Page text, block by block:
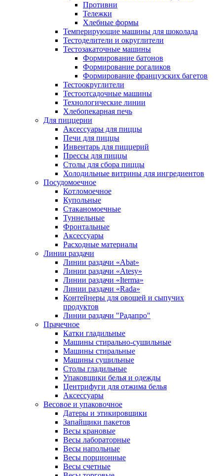
Противни
Тележки
Хлебные формы
Темперирующие машины для шоколада
Тестоделители и округлители
Тестозакаточные машины
Формирование батонов
Формирование рогаликов
Формирование французских багетов
Тестоокруглители
Тестоотсадочные машины
Технологические линии
Хлебопекарная печь
Для пиццерии
Аксессуары для пиццы
Печи для пиццы
Инвентарь для пиццерий
Прессы для пиццы
Столы для сбора пиццы
Холодильные витрины для ингредиентов
Посудомоечное
Котломоечное
Купольные
Стаканомоечные
Туннельные
Фронтальные
Аксессуары
Расходные материалы
Линии раздачи
Линии раздачи «Abat»
Линии раздачи «Atesy»
Линии раздачи «Iterma»
Линии раздачи «Rada»
Контейнеры для овощей и сыпучих
продуктов
Линии раздачи "Радапро"
Прачечное
Катки гладильные
Машины стирально-сушильные
Машины стиральные
Машины сушильные
Столы гладильные
Упаковщики белья и одежды
Центрифуги для отжима белья
Аксессуары
Весовое и упаковочное
Датеры и этикировщики
Запайщики пакетов
Весы крановые
Весы лабораторные
Весы напольные
Весы порционные
Весы счетные